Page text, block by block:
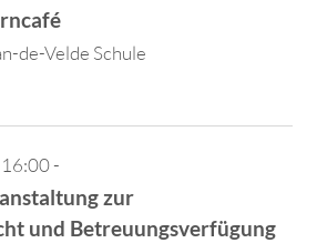
de-Velde Schule
16:00-
zur
und Betreuungsverfügung